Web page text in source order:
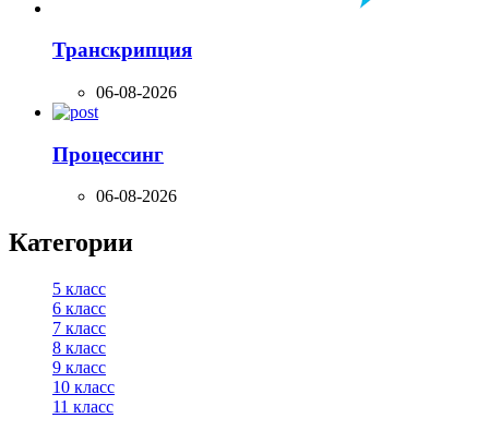
Транскрипция
06-08-2026
Процессинг
06-08-2026
Категории
5 класс
6 класс
7 класс
8 класс
9 класс
10 класс
11 класс